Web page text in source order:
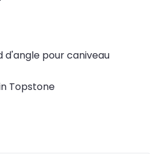
d'angle pour caniveau
Topstone